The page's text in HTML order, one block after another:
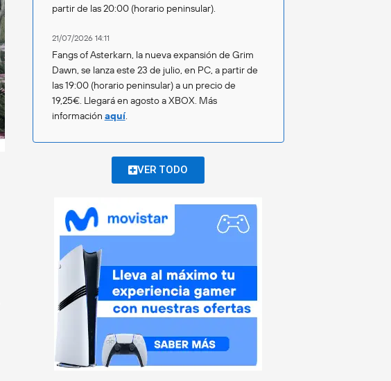
partir de las 20:00 (horario peninsular).
21/07/2026 14:11
Fangs of Asterkarn, la nueva expansión de Grim
Dawn, se lanza este 23 de julio, en PC, a partir de
las 19:00 (horario peninsular) a un precio de
19,25€. Llegará en agosto a XBOX. Más
información aquí.
VER TODO